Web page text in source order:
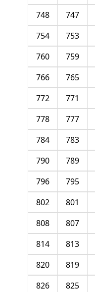
747
748
753
754
759
760
765
766
771
772
777
778
783
784
789
790
795
796
801
802
807
808
813
814
819
820
825
826